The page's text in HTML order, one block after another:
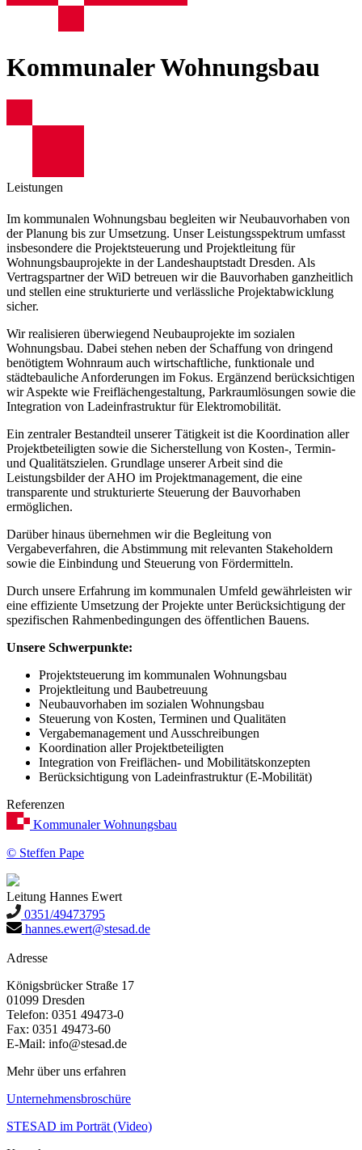
Kommunaler Wohnungsbau
Leistungen
Im kommunalen Wohnungsbau begleiten wir Neubauvorhaben von
der Planung bis zur Umsetzung. Unser Leistungsspektrum umfasst
insbesondere die Projektsteuerung und Projektleitung für
Wohnungsbauprojekte in der Landeshauptstadt Dresden. Als
Vertragspartner der WiD betreuen wir die Bauvorhaben ganzheitlich
und stellen eine strukturierte und verlässliche Projektabwicklung
sicher.
Wir realisieren überwiegend Neubauprojekte im sozialen
Wohnungsbau. Dabei stehen neben der Schaffung von dringend
benötigtem Wohnraum auch wirtschaftliche, funktionale und
städtebauliche Anforderungen im Fokus. Ergänzend berücksichtigen
wir Aspekte wie Freiflächengestaltung, Parkraumlösungen sowie die
Integration von Ladeinfrastruktur für Elektromobilität.
Ein zentraler Bestandteil unserer Tätigkeit ist die Koordination aller
Projektbeteiligten sowie die Sicherstellung von Kosten-, Termin-
und Qualitätszielen. Grundlage unserer Arbeit sind die
Leistungsbilder der AHO im Projektmanagement, die eine
transparente und strukturierte Steuerung der Bauvorhaben
ermöglichen.
Darüber hinaus übernehmen wir die Begleitung von
Vergabeverfahren, die Abstimmung mit relevanten Stakeholdern
sowie die Einbindung und Steuerung von Fördermitteln.
Durch unsere Erfahrung im kommunalen Umfeld gewährleisten wir
eine effiziente Umsetzung der Projekte unter Berücksichtigung der
spezifischen Rahmenbedingungen des öffentlichen Bauens.
Unsere Schwerpunkte:
Projektsteuerung im kommunalen Wohnungsbau
Projektleitung und Baubetreuung
Neubauvorhaben im sozialen Wohnungsbau
Steuerung von Kosten, Terminen und Qualitäten
Vergabemanagement und Ausschreibungen
Koordination aller Projektbeteiligten
Integration von Freiflächen- und Mobilitätskonzepten
Berücksichtigung von Ladeinfrastruktur (E-Mobilität)
Referenzen
Kommunaler Wohnungsbau
© Steffen Pape
Leitung Hannes Ewert
0351/49473795
hannes.ewert@stesad.de
Adresse
Königsbrücker Straße 17
01099 Dresden
Telefon: 0351 49473-0
Fax: 0351 49473-60
E-Mail: info@stesad.de
Mehr über uns erfahren
Unternehmensbroschüre
STESAD im Porträt (Video)